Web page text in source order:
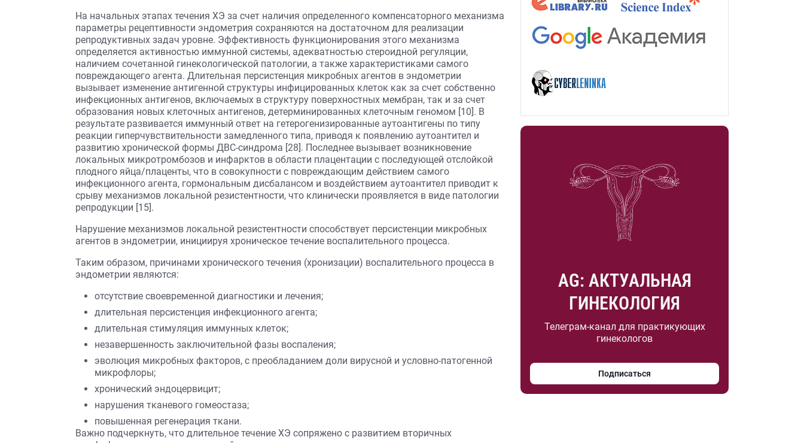
На начальных этапах течения ХЭ за счет наличия определенного компенсаторного механизма
параметры рецептивности эндометрия сохраняются на достаточном для реализации
репродуктивных задач уровне. Эффективность функционирования этого механизма
определяется активностью иммунной системы, адекватностью стероидной регуляции,
наличием сочетанной гинекологической патологии, а также характеристиками самого
повреждающего агента. Длительная персистенция микробных агентов в эндометрии
вызывает изменение антигенной структуры инфицированных клеток как за счет собственно
инфекционных антигенов, включаемых в структуру поверхностных мембран, так и за счет
образования новых клеточных антигенов, детерминированных клеточным геномом [10]. В
результате развивается иммунный ответ на гетерогенизированные аутоантигены по типу
реакции гиперчувствительности замедленного типа, приводя к появлению аутоантител и
развитию хронической формы ДВС-синдрома [28]. Последнее вызывает возникновение
локальных микротромбозов и инфарктов в области плацентации с последующей отслойкой
плодного яйца/плаценты, что в совокупности с повреждающим действием самого
инфекционного агента, гормональным дисбалансом и воздействием аутоантител приводит к
срыву механизмов локальной резистентности, что клинически проявляется в виде патологии
репродукции [15].
Нарушение механизмов локальной резистентности способствует персистенции микробных
агентов в эндометрии, инициируя хроническое течение воспалительного процесса.
Таким образом, причинами хронического течения (хронизации) воспалительного процесса в
эндометрии являются:
отсутствие своевременной диагностики и лечения;
длительная персистенция инфекционного агента;
длительная стимуляция иммунных клеток;
незавершенность заключительной фазы воспаления;
эволюция микробных факторов, с преобладанием доли вирусной и условно-патогенной
микрофлоры;
хронический эндоцервицит;
нарушения тканевого гомеостаза;
повышенная регенерация ткани.
Важно подчеркнуть, что длительное течение ХЭ сопряжено с развитием вторичных
AG: АКТУАЛЬНАЯ
ГИНЕКОЛОГИЯ
Телеграм-канал для практикующих
гинекологов
Подписаться